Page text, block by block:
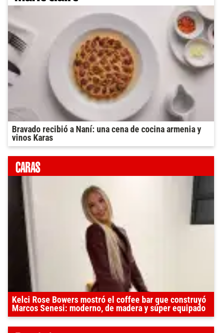
Bravado recibió a Naní: una cena de cocina armenia y
vinos Karas
Kelci Rose Bowers mostró el coffee bar que construyó
Marcos Senesi: moderno, de madera y súper equipado